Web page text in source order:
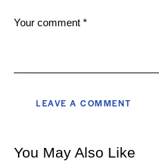
You May Also Like